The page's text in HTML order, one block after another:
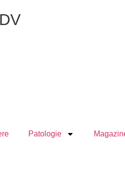
Patologie